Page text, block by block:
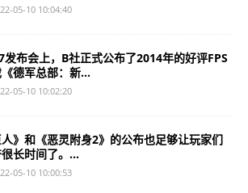
05-10 10:04:40
发布会上，B社正式公布了2014年的好评FPS
德军总部：新...
05-10 10:02:20
》和《恶灵附身2》的公布也足够让玩家们
长时间了。...
05-10 10:00:53